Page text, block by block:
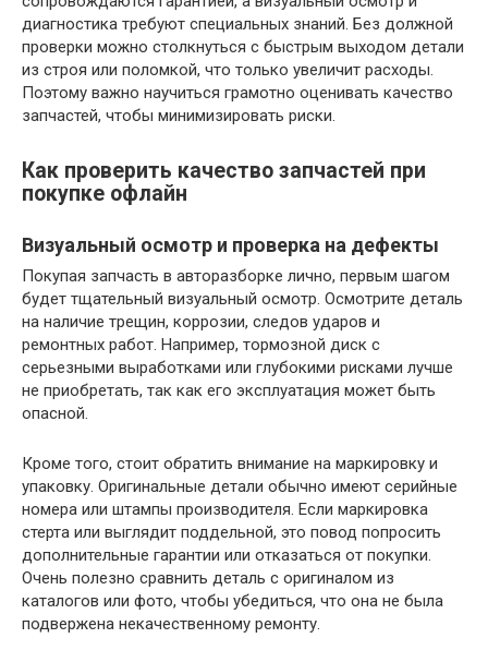
диагностика требуют специальных знаний. Без должной
проверки можно столкнуться с быстрым выходом детали
из строя или поломкой, что только увеличит расходы.
Поэтому важно научиться грамотно оценивать качество
запчастей, чтобы минимизировать риски.
Как проверить качество запчастей при
покупке офлайн
Визуальный осмотр и проверка на дефекты
Покупая запчасть в авторазборке лично, первым шагом
будет тщательный визуальный осмотр. Осмотрите деталь
на наличие трещин, коррозии, следов ударов и
ремонтных работ. Например, тормозной диск с
серьезными выработками или глубокими рисками лучше
не приобретать, так как его эксплуатация может быть
опасной.
Кроме того, стоит обратить внимание на маркировку и
упаковку. Оригинальные детали обычно имеют серийные
номера или штампы производителя. Если маркировка
стерта или выглядит поддельной, это повод попросить
дополнительные гарантии или отказаться от покупки.
Очень полезно сравнить деталь с оригиналом из
каталогов или фото, чтобы убедиться, что она не была
подвержена некачественному ремонту.